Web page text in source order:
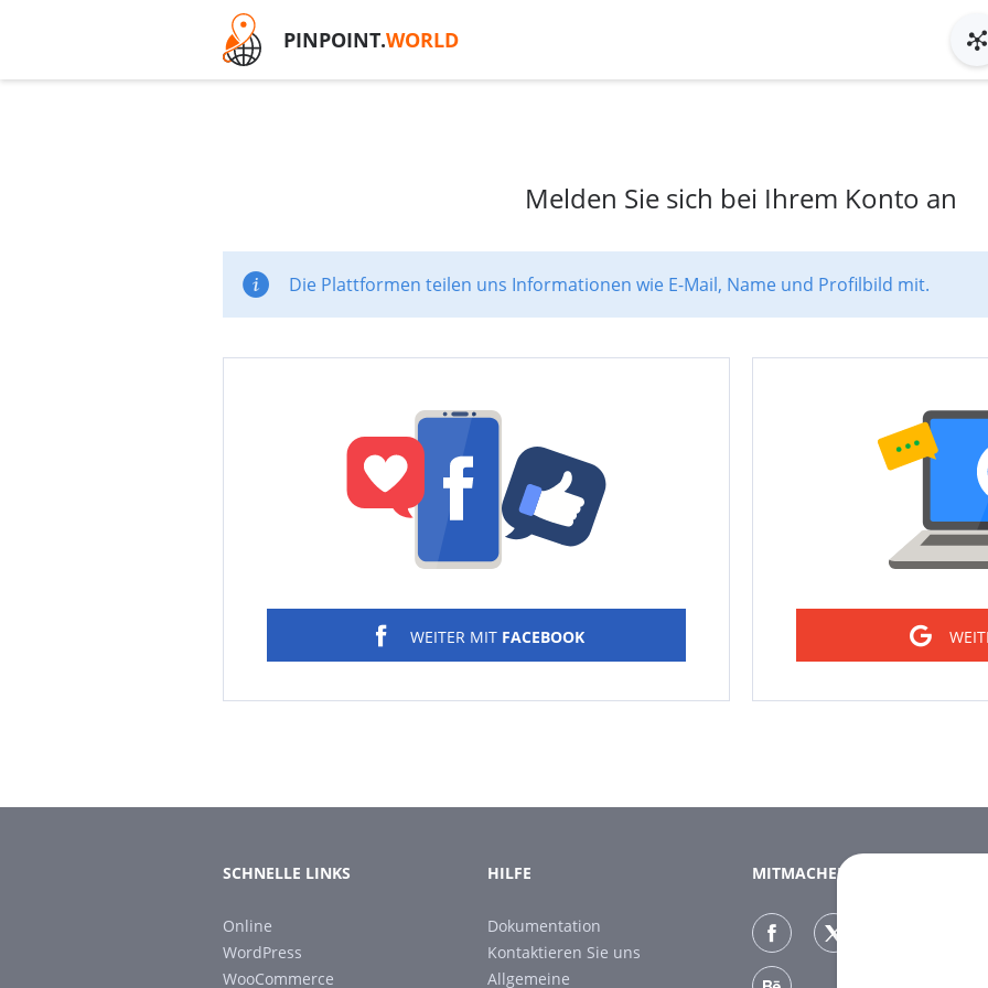
PINPOINT.WORLD
Melden Sie sich bei Ihrem Konto an
Die Plattformen teilen uns Informationen wie E-Mail, Name und Profilbild mit.
WEITER MIT FACEBOOK
SCHNELLE LINKS
Online
WordPress
WooCommerce
HILFE
Dokumentation
Kontaktieren Sie uns
Allgemeine
MITMACHEN